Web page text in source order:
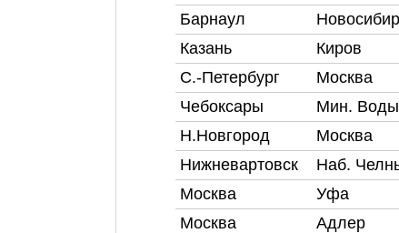
Барнаул
Казань
Киров
С.-Петербург
Москва
Чебоксары
Мин. Воды
Н.Новгород
Москва
Нижневартовск
Наб.
Москва
Уфа
Москва
Адлер